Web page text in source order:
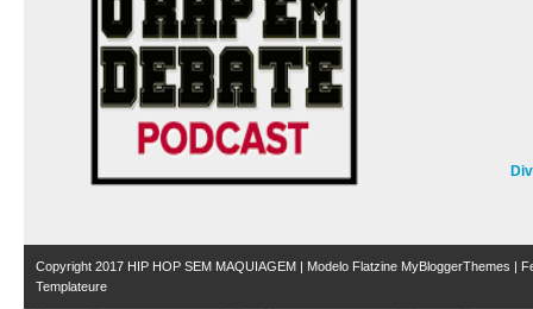
Copyright 2017 HIP HOP SEM MAQUIAGEM | Modelo Flatzine MyBloggerThemes |
Templateure